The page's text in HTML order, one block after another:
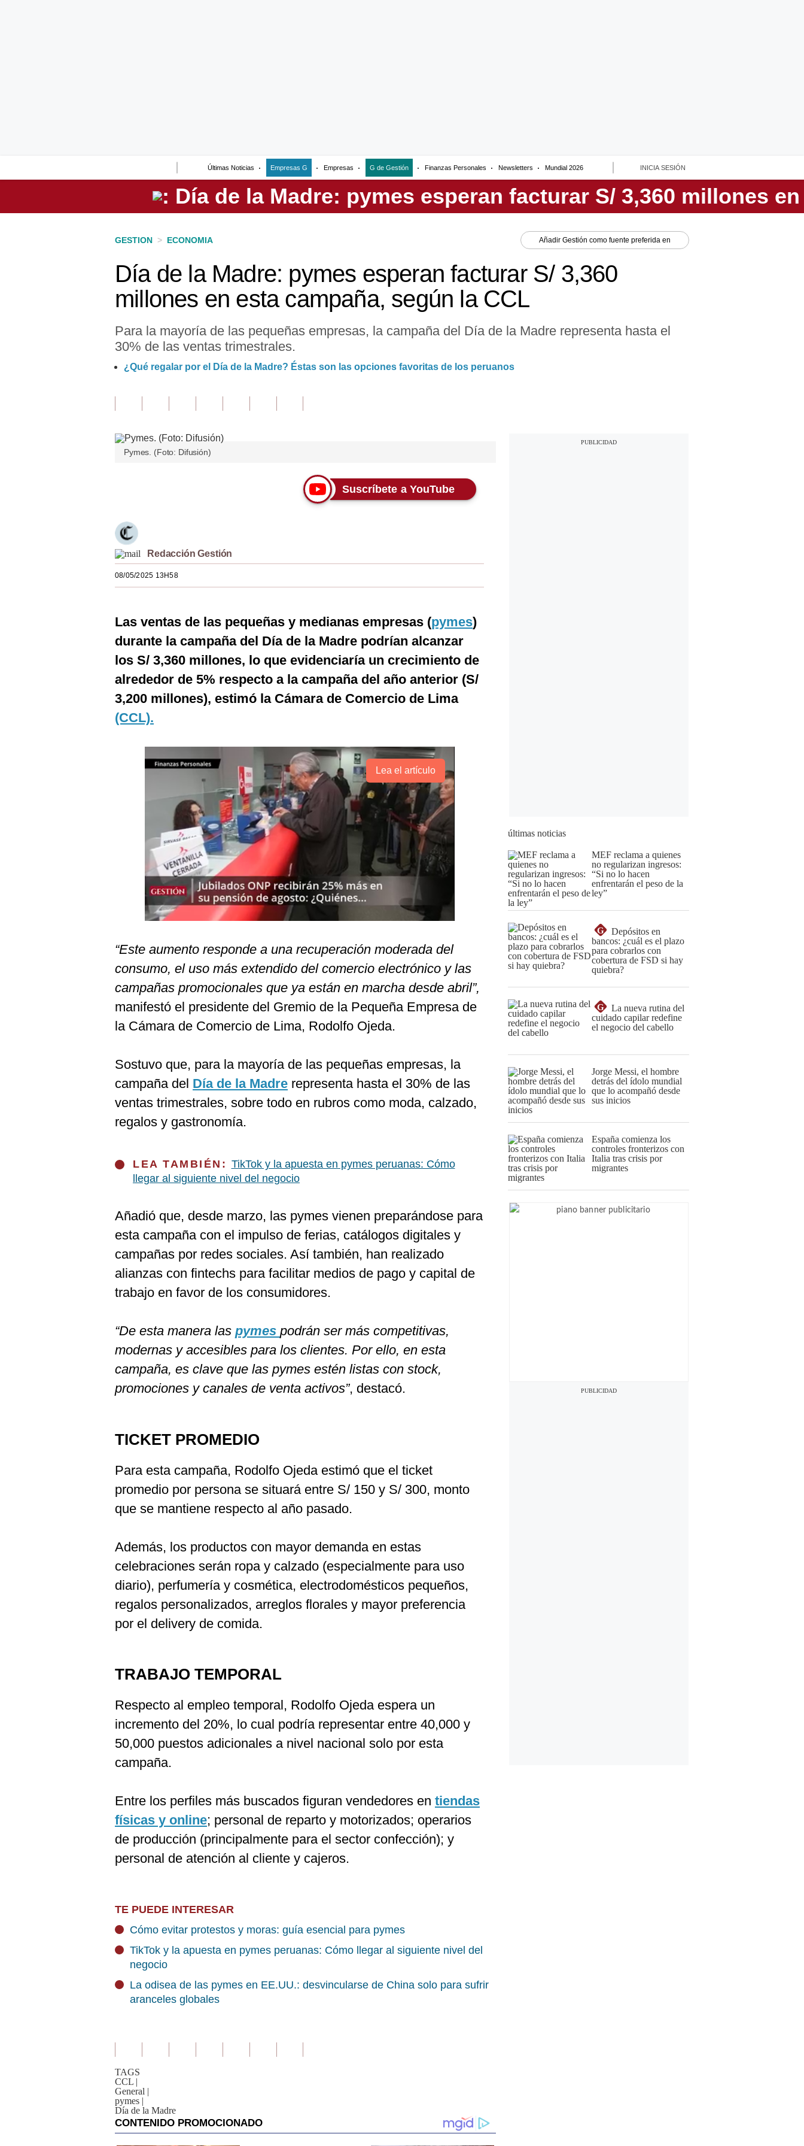
Últimas Noticias Empresas G Empresas G de Gestión Finanzas Personales Newsletters Mundial 2026 INICIA SESIÓN
Perú
GESTION > ECONOMIA Añadir Gestión como fuente preferida en
Día de la Madre: pymes esperan facturar S/ 3,360
millones en esta campaña, según la CCL
Para la mayoría de las pequeñas empresas, la campaña del Día de la Madre representa hasta el
30% de las ventas trimestrales.
¿Qué regalar por el Día de la Madre? Éstas son las opciones favoritas de los peruanos
Pymes. (Foto: Difusión)
Suscríbete a YouTube
Redacción Gestión
08/05/2025 13H58
Las ventas de las pequeñas y medianas empresas (pymes)
durante la campaña del Día de la Madre podrían alcanzar
los S/ 3,360 millones, lo que evidenciaría un crecimiento de
alrededor de 5% respecto a la campaña del año anterior (S/
3,200 millones), estimó la Cámara de Comercio de Lima
(CCL).
Lea el artículo
“Este aumento responde a una recuperación moderada del
consumo, el uso más extendido del comercio electrónico y las
campañas promocionales que ya están en marcha desde abril”,
manifestó el presidente del Gremio de la Pequeña Empresa de
la Cámara de Comercio de Lima, Rodolfo Ojeda.
Sostuvo que, para la mayoría de las pequeñas empresas, la
campaña del Día de la Madre representa hasta el 30% de las
ventas trimestrales, sobre todo en rubros como moda, calzado,
regalos y gastronomía.
LEA TAMBIÉN: TikTok y la apuesta en pymes peruanas: Cómo
llegar al siguiente nivel del negocio
Añadió que, desde marzo, las pymes vienen preparándose para
esta campaña con el impulso de ferias, catálogos digitales y
campañas por redes sociales. Así también, han realizado
alianzas con fintechs para facilitar medios de pago y capital de
trabajo en favor de los consumidores.
“De esta manera las pymes podrán ser más competitivas,
modernas y accesibles para los clientes. Por ello, en esta
campaña, es clave que las pymes estén listas con stock,
promociones y canales de venta activos”, destacó.
TICKET PROMEDIO
Para esta campaña, Rodolfo Ojeda estimó que el ticket
promedio por persona se situará entre S/ 150 y S/ 300, monto
que se mantiene respecto al año pasado.
Además, los productos con mayor demanda en estas
celebraciones serán ropa y calzado (especialmente para uso
diario), perfumería y cosmética, electrodomésticos pequeños,
regalos personalizados, arreglos florales y mayor preferencia
por el delivery de comida.
TRABAJO TEMPORAL
Respecto al empleo temporal, Rodolfo Ojeda espera un
incremento del 20%, lo cual podría representar entre 40,000 y
50,000 puestos adicionales a nivel nacional solo por esta
campaña.
Entre los perfiles más buscados figuran vendedores en tiendas
físicas y online; personal de reparto y motorizados; operarios
de producción (principalmente para el sector confección); y
personal de atención al cliente y cajeros.
TE PUEDE INTERESAR
Cómo evitar protestos y moras: guía esencial para pymes
TikTok y la apuesta en pymes peruanas: Cómo llegar al siguiente nivel del
negocio
La odisea de las pymes en EE.UU.: desvincularse de China solo para sufrir
aranceles globales
TAGS
CCL |
General |
pymes |
Día de la Madre
últimas noticias
MEF reclama a quienes
no regularizan ingresos:
“Si no lo hacen
enfrentarán el peso de la
ley”
G
Depósitos en
bancos: ¿cuál es el plazo
para cobrarlos con
cobertura de FSD si hay
quiebra?
G
La nueva rutina del
cuidado capilar redefine
el negocio del cabello
Jorge Messi, el hombre
detrás del ídolo mundial
que lo acompañó desde
sus inicios
España comienza los
controles fronterizos con
Italia tras crisis por
migrantes